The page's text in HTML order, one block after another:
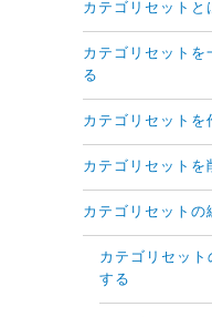
カテゴリセットと
カテゴリセットを
る
カテゴリセットを
カテゴリセットを
カテゴリセットの
カテゴリセット
する